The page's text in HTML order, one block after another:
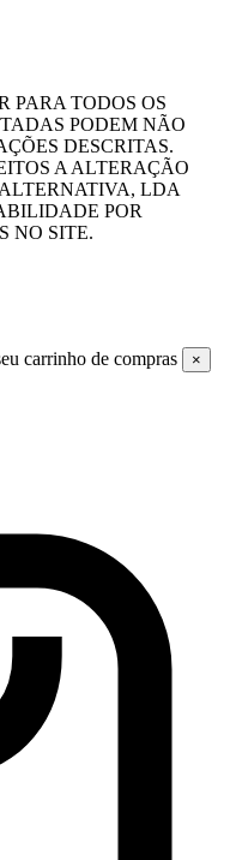
PARA TODOS OS
PODEM NÃO
DESCRITAS.
A ALTERAÇÃO
LDA
POR
NO SITE.
carrinho de compras ×